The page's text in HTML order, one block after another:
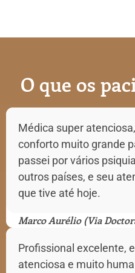
O que os
Médica super
conforto muito grande
passei por vários
outros países, e seu
que tive até hoje.
Marco Aurélio (Via
Profissional excelente,
atenciosa e muito